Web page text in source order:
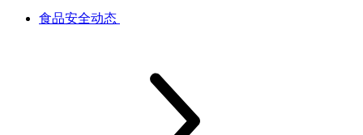
食品安全动态